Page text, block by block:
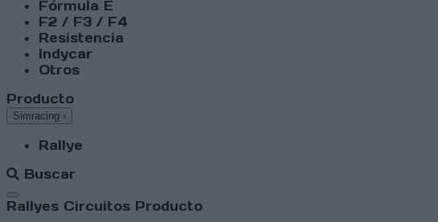
Fórmula E
F2 / F3 / F4
Resistencia
Indycar
Otros
Producto
Simracing ›
Rallye
Buscar
Abrir menú
Rallyes Circuitos Producto